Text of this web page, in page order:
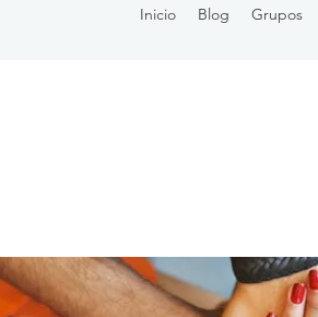
Inicio Blog Grupos